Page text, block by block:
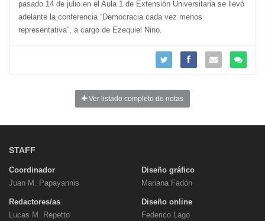
pasado 14 de julio en el Aula 1 de Extensión Universitaria se llevó
adelante la conferencia “Democracia cada vez menos
representativa”, a cargo de Ezequiel Nino.
Ver listado completo de notas
STAFF
Coordinador
Juan M. Papayannis
Redactores/as
Lucas M. Repetto
Diseño gráfico
Mariana Fadón
Diseño online
Federico Lago